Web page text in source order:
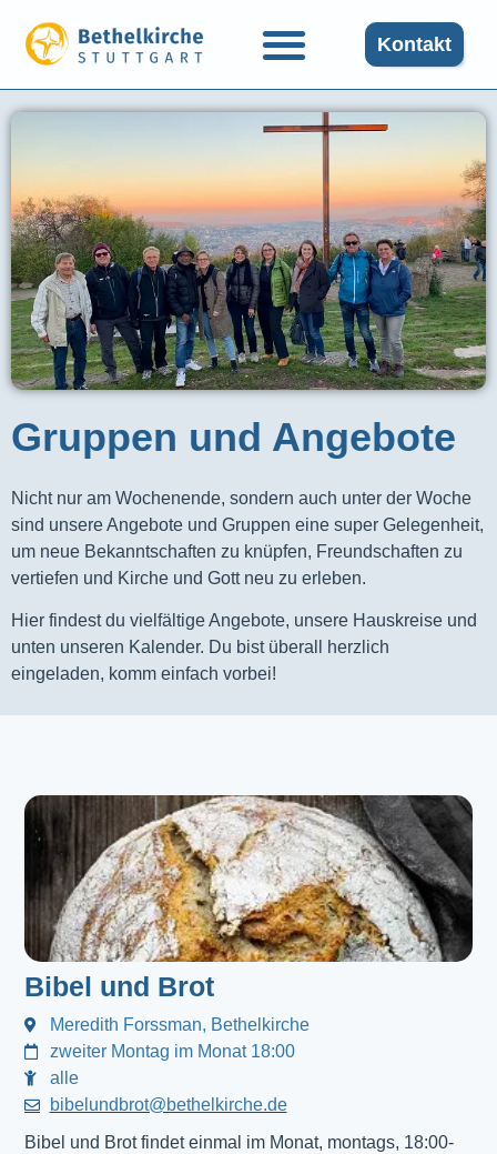
Kontakt
Gruppen und Angebote​
Nicht nur am Wochenende, sondern auch unter der Woche
sind unsere Angebote und Gruppen eine super Gelegenheit,
um neue Bekanntschaften zu knüpfen, Freundschaften zu
vertiefen und Kirche und Gott neu zu erleben.
Hier findest du vielfältige Angebote, unsere Hauskreise und
unten unseren Kalender. Du bist überall herzlich
eingeladen, komm einfach vorbei!
Bibel und Brot
Meredith Forssman, Bethelkirche
zweiter Montag im Monat 18:00
alle
bibelundbrot@bethelkirche.de
Bibel und Brot findet einmal im Monat, montags, 18:00-